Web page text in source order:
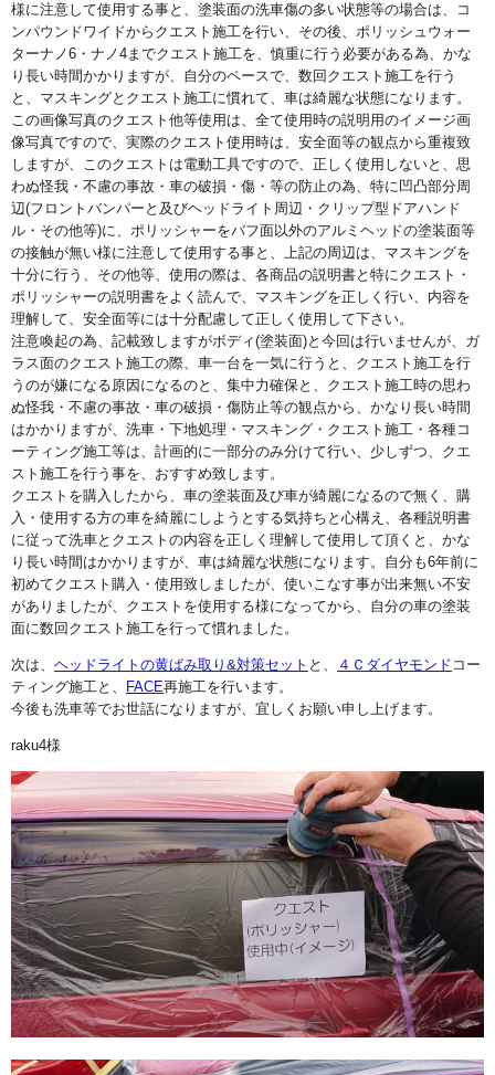
様に注意して使用する事と、塗装面の洗車傷の多い状態等の場合は、コ
ンパウンドワイドからクエスト施工を行い、その後、ポリッシュウォー
ターナノ6・ナノ4までクエスト施工を、慎重に行う必要がある為、かな
り長い時間かかりますが、自分のペースで、数回クエスト施工を行う
と、マスキングとクエスト施工に慣れて、車は綺麗な状態になります。
この画像写真のクエスト他等使用は、全て使用時の説明用のイメージ画
像写真ですので、実際のクエスト使用時は、安全面等の観点から重複致
しますが、このクエストは電動工具ですので、正しく使用しないと、思
わぬ怪我・不慮の事故・車の破損・傷・等の防止の為、特に凹凸部分周
辺(フロントバンパーと及びヘッドライト周辺・クリップ型ドアハンド
ル・その他等)に、ポリッシャーをバフ面以外のアルミヘッドの塗装面等
の接触が無い様に注意して使用する事と、上記の周辺は、マスキングを
十分に行う、その他等、使用の際は、各商品の説明書と特にクエスト・
ポリッシャーの説明書をよく読んで、マスキングを正しく行い、内容を
理解して、安全面等には十分配慮して正しく使用して下さい。
注意喚起の為、記載致しますがボディ(塗装面)と今回は行いませんが、ガ
ラス面のクエスト施工の際、車一台を一気に行うと、クエスト施工を行
うのが嫌になる原因になるのと、集中力確保と、クエスト施工時の思わ
ぬ怪我・不慮の事故・車の破損・傷防止等の観点から、かなり長い時間
はかかりますが、洗車・下地処理・マスキング・クエスト施工・各種コ
ーティング施工等は、計画的に一部分のみ分けて行い、少しずつ、クエ
スト施工を行う事を、おすすめ致します。
クエストを購入したから、車の塗装面及び車が綺麗になるので無く、購
入・使用する方の車を綺麗にしようとする気持ちと心構え、各種説明書
に従って洗車とクエストの内容を正しく理解して使用して頂くと、かな
り長い時間はかかりますが、車は綺麗な状態になります。自分も6年前に
初めてクエスト購入・使用致しましたが、使いこなす事が出来無い不安
がありましたが、クエストを使用する様になってから、自分の車の塗装
面に数回クエスト施工を行って慣れました。
次は、 ヘッドライトの黄ばみ取り&対策セット と、 ４Ｃダイヤモンド コー
ティング施工と、
FACE再施工を行います。
今後も洗車等でお世話になりますが、宜しくお願い申し上げます。
raku4様